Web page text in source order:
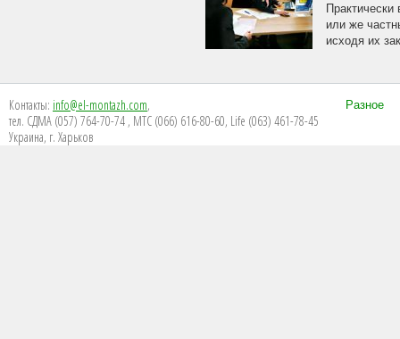
или же
исходя их
Контакты: info@el-montazh.com,
тел. СДМА (057) 764-70-74 , МТС (066) 616-80-60, Life (063) 461-78-45
Украина, г. Харьков
Разное